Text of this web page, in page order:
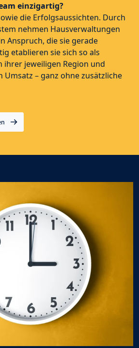
einzigartig?
die Erfolgsaussichten. Durch
nehmen Hausverwaltungen
Anspruch, die sie gerade
etablieren sie sich so als
ihrer jeweiligen Region und
– ganz ohne zusätzliche